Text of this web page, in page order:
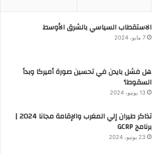
الاستقطاب السياسي بالشرق الأوسط
7 مايو، 2024
هل فشل بايدن في تحسين صورة أميركا وبدأ
السقوط؟
13 يونيو، 2024
تذاكر طيران إلي المغرب والإقامة مجانا 2024 |
برنامج GCRP
23 يونيو، 2024